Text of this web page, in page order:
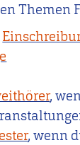
Themen
,
, wenn